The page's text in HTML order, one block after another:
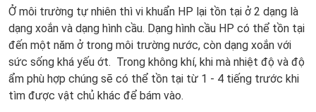
Ở môi trường tự nhiên thì vi khuẩn HP lại tồn tại ở 2 dạng là
dạng xoắn và dạng hình cầu. Dạng hình cầu HP có thể tồn tại
đến một năm ở trong môi trường nước, còn dạng xoắn với
sức sống khá yếu ớt. Trong không khí, khi mà nhiệt độ và độ
ẩm phù hợp chúng sẽ có thể tồn tại từ 1 - 4 tiếng trước khi
tìm được vật chủ khác để bám vào.